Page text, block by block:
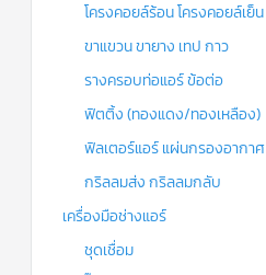
โครงคอยล์ร้อน โครงคอยล์เย็น
ขาแขวน ขายาง เทป กาว
รางครอบท่อแอร์ ข้อต่อ
ฟิตติ้ง (ทองแดง/ทองเหลือง)
ฟิลเตอร์แอร์ แผ่นกรองอากาศ
กริลลมส่ง กริลลมกลับ
เครื่องมือช่างแอร์
ชุดเชื่อม